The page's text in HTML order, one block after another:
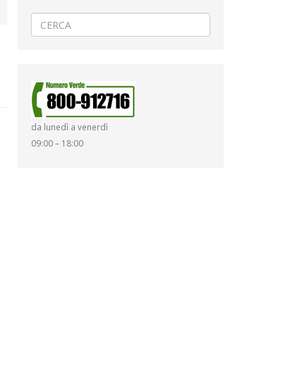
da lunedì a venerdì
09:00 – 18:00